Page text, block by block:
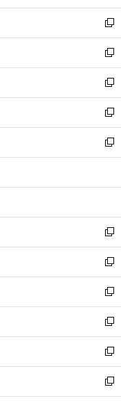
開
く
ウ
で
開
く
ン
ド
ウ
で
開
く
ウ
ィ
ン
ド
ウ
で
開
く
新
し
い
ウ
ィ
ン
ド
ウ
で
開
新
し
い
ウ
ィ
ン
ド
ウ
開
新
し
い
ウ
ィ
ン
ウ
開
く
新
し
い
ウ
ン
ウ
で
開
く
新
し
ウ
ン
ド
ウ
で
開
く
新
し
い
ウ
ィ
ン
ド
ウ
で
開
く
新
し
い
ウ
ィ
ン
ド
ウ
で
開
新
し
い
ウ
ィ
ン
ド
ウ
新
し
い
ウ
ィ
ン
新
し
い
ウ
新
し